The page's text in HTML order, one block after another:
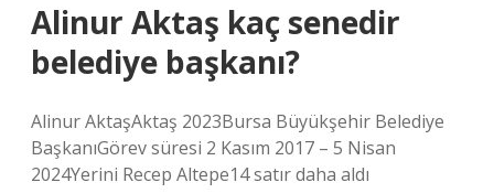
Alinur Aktaş kaç senedir
belediye başkanı?
Alinur AktaşAktaş 2023Bursa Büyükşehir Belediye
BaşkanıGörev süresi 2 Kasım 2017 – 5 Nisan
2024Yerini Recep Altepe14 satır daha aldı